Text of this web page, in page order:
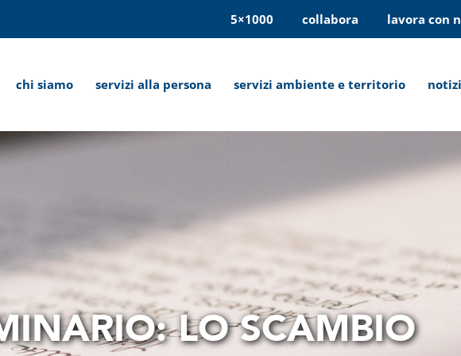
5×1000 collabora lavora con
chi siamo servizi alla persona servizi ambiente e territorio
LO SCAMBIO